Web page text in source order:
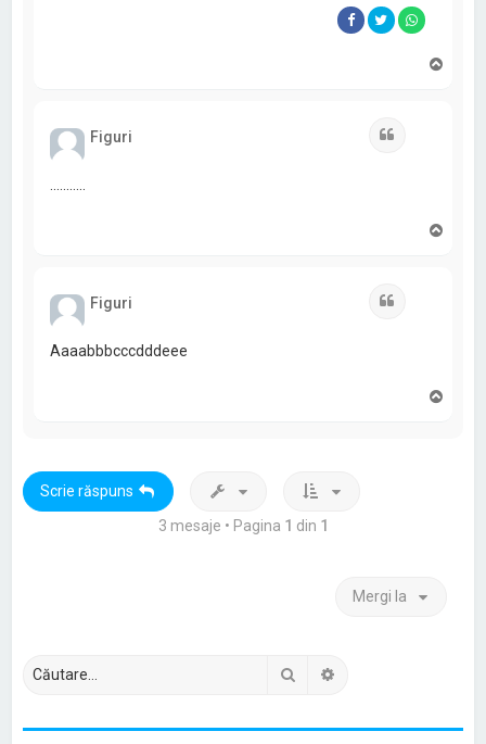
Figuri
Figuri
Aaaabbbcccdddeee
Scrie răspuns
3 mesaje • Pagina 1 din 1
Mergi la
Căutare